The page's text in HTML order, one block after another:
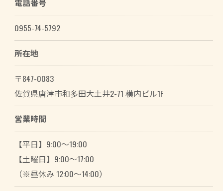
電話番号
0955-74-5792
所在地
〒847-0083
佐賀県唐津市和多田大土井2-71 横内ビル1F
営業時間
【平日】9:00～19:00
【土曜日】9:00～17:00
（※昼休み 12:00～14:00）